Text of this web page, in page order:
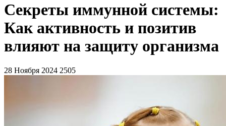
Секреты иммунной системы:
Как активность и позитив
влияют на защиту организма
28 Ноября 2024 2505